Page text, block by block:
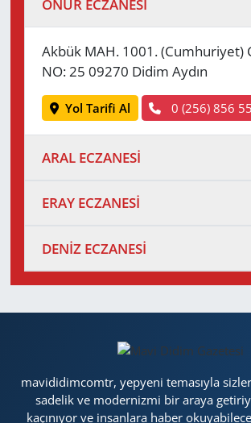
ONUR ECZANESİ
Akbük MAH. 1001. (Cumhuriyet)
NO: 25 09270 Didim Aydın
Yol Tarifi Al 0 (256) 856
ARAL ECZANESİ
ERAY ECZANESİ
DENİZ ECZANESİ
mavididimcomtr, yepyeni temasıyla
sadelik ve modernizmi bir araya
kaçınıyor ve insanlara haber